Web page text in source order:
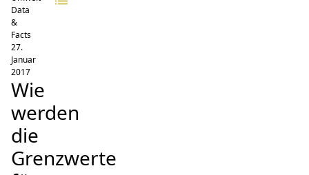
Data
&
Facts
27.
Januar
2017
Wie
werden
die
Grenzwerte